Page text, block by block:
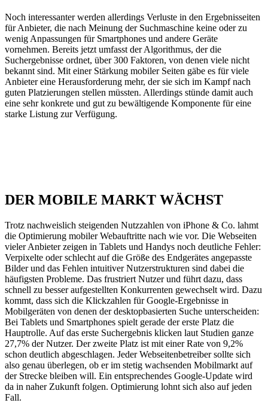
Noch interessanter werden allerdings Verluste in den Ergebnisseiten
für Anbieter, die nach Meinung der Suchmaschine keine oder zu
wenig Anpassungen für Smartphones und andere Geräte
vornehmen. Bereits jetzt umfasst der Algorithmus, der die
Suchergebnisse ordnet, über 300 Faktoren, von denen viele nicht
bekannt sind. Mit einer Stärkung mobiler Seiten gäbe es für viele
Anbieter eine Herausforderung mehr, der sie sich im Kampf nach
guten Platzierungen stellen müssten. Allerdings stünde damit auch
eine sehr konkrete und gut zu bewältigende Komponente für eine
starke Listung zur Verfügung.
DER MOBILE MARKT WÄCHST
Trotz nachweislich steigenden Nutzzahlen von iPhone & Co. lahmt
die Optimierung mobiler Webauftritte nach wie vor. Die Webseiten
vieler Anbieter zeigen in Tablets und Handys noch deutliche Fehler:
Verpixelte oder schlecht auf die Größe des Endgerätes angepasste
Bilder und das Fehlen intuitiver Nutzerstrukturen sind dabei die
häufigsten Probleme. Das frustriert Nutzer und führt dazu, dass
schnell zu besser aufgestellten Konkurrenten gewechselt wird. Dazu
kommt, dass sich die Klickzahlen für Google-Ergebnisse in
Mobilgeräten von denen der desktopbasierten Suche unterscheiden:
Bei Tablets und Smartphones spielt gerade der erste Platz die
Hauptrolle. Auf das erste Suchergebnis klicken laut Studien ganze
27,7% der Nutzer. Der zweite Platz ist mit einer Rate von 9,2%
schon deutlich abgeschlagen. Jeder Webseitenbetreiber sollte sich
also genau überlegen, ob er im stetig wachsenden Mobilmarkt auf
der Strecke bleiben will. Ein entsprechendes Google-Update wird
da in naher Zukunft folgen. Optimierung lohnt sich also auf jeden
Fall.